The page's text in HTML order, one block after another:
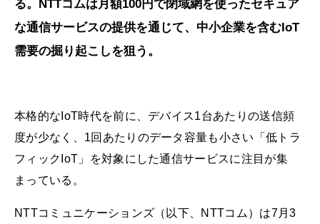
る。NTTコムは月額100円で閉域網を使ったセキュア
な通信サービスの提供を通じて、中小企業を含むIoT
需要の掘り起こしを狙う。
本格的なIoT時代を前に、デバイス1台あたりの送信頻
度が少なく、1回あたりのデータ容量も小さい「低トラ
フィックIoT」を対象にした通信サービスに注目が集
まっている。
NTTコミュニケーションズ（以下、NTTコム）は7月3